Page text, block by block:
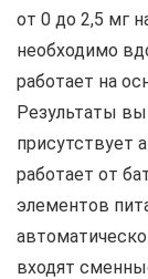
от 0 до 2,5 мг
необходимо
работает на
Результаты
присутствует
работает от
элементов
входят